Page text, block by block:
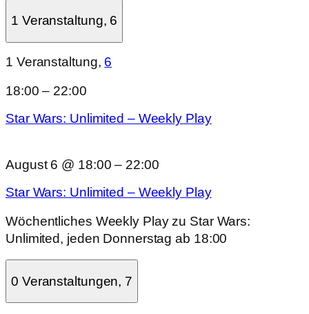
1 Veranstaltung, 6
1 Veranstaltung, 6
18:00– 22:00
Star Wars: Unlimited – Weekly Play
August 6 @ 18:00 – 22:00
Star Wars: Unlimited – Weekly Play
Wöchentliches Weekly Play zu Star Wars:
Unlimited, jeden Donnerstag ab 18:00
0 Veranstaltungen, 7